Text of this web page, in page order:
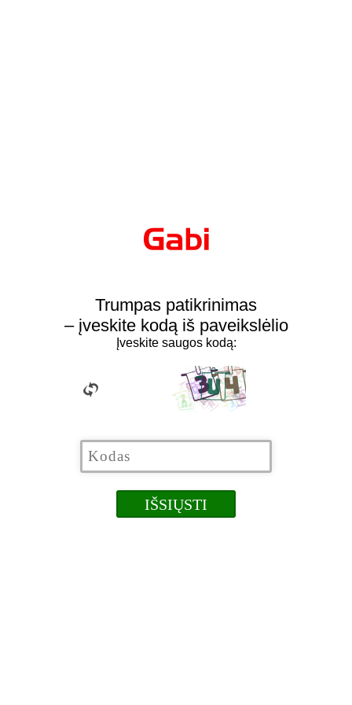
Trumpas patikrinimas
– įveskite kodą iš paveikslėlio
Įveskite saugos kodą: